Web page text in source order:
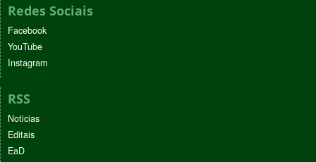
Redes Sociais
Facebook
YouTube
Instagram
RSS
Noticias
Editais
EaD